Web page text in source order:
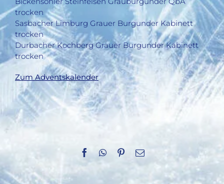
trocken
Sasbacher Limburg Grauer Burgunder Kabinett
trocken
Durbacher Kochberg Grauer Burgunder Kabinett
trocken
Zum Adventskalender
Facebook
WhatsApp
Pinterest
E-